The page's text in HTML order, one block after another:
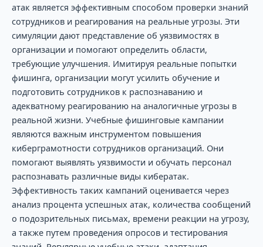
атак является эффективным способом проверки знаний
сотрудников и реагирования на реальные угрозы. Эти
симуляции дают представление об уязвимостях в
организации и помогают определить области,
требующие улучшения. Имитируя реальные попытки
фишинга, организации могут усилить обучение и
подготовить сотрудников к распознаванию и
адекватному реагированию на аналогичные угрозы в
реальной жизни. Учебные фишинговые кампании
являются важным инструментом повышения
киберграмотности сотрудников организаций. Они
помогают выявлять уязвимости и обучать персонал
распознавать различные виды кибератак.
Эффективность таких кампаний оценивается через
анализ процента успешных атак, количества сообщений
о подозрительных письмах, времени реакции на угрозу,
а также путем проведения опросов и тестирования